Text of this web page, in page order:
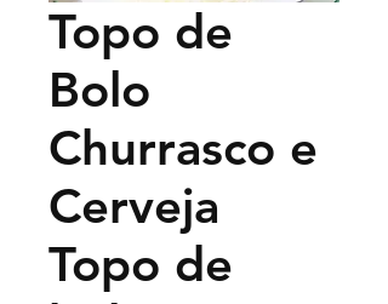
Topo de
Bolo
Churrasco e
Cerveja
Topo de